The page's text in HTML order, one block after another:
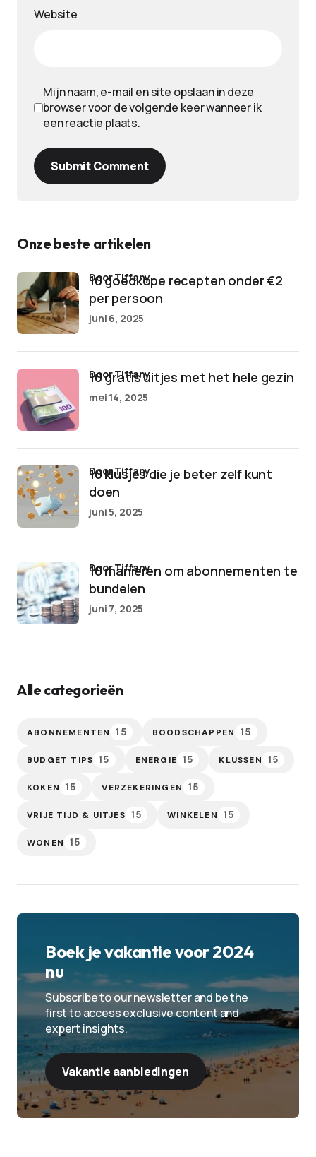
Website
Mijn naam, e-mail en site opslaan in deze
browser voor de volgende keer wanneer ik
een reactie plaats.
Submit Comment
Onze beste artikelen
10 goedkope recepten onder €2
per persoon
door Tiffany
juni 6, 2025
10 gratis uitjes met het hele gezin
door Tiffany
mei 14, 2025
10 klusjes die je beter zelf kunt
doen
door Tiffany
juni 5, 2025
10 manieren om abonnementen te
bundelen
door Tiffany
juni 7, 2025
Alle categorieën
ABONNEMENTEN 15 BOODSCHAPPEN 15
BUDGET TIPS 15 ENERGIE 15 KLUSSEN 15
KOKEN 15 VERZEKERINGEN 15
VRIJE TIJD & UITJES 15 WINKELEN 15
WONEN 15
Boek je vakantie voor 2024
nu
Subscribe to our newsletter and be the
first to access exclusive content and
expert insights.
Vakantie aanbiedingen